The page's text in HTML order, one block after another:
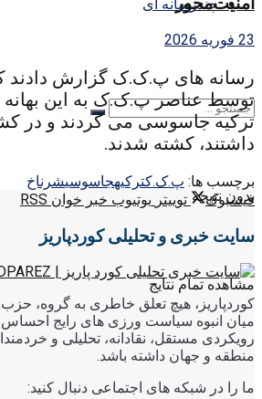
چندرسانه ای
بدون نتیجه
مشاهده تمام نتایج
23 فوریه 2026
رسانه های پ.ک.ک گزارش دادند
توسط عناصر پ.ک.ک به این بهانه
ترکیه جاسوسی می کردند و در
داشتند، کشته شدند.
برچسب ها: پ.ک.کترکیهجاسوسیشرناخ
فیسبوک
توییتر یوتیوب خبر خوان RSS
سایت خبری و تحلیلی کوردپاریز
کوردپاریز، هیچ تعلق خاطری به گروه،
میان انبوه سیاست ورزی های رایج احساس
رویکردی مستقل، نقادانه، تحلیلی و
منطقه و جهان داشته باشد.
ما را در شبکه های اجتماعی دنبال کنید: